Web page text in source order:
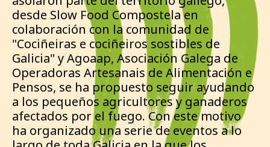
desde Slow Food Compostela en
colaboración con la comunidad de
"Cociñeiras e cociñeiros sostibles de
Galicia" y Agoaap, Asociación Galega de
Operadoras Artesanais de Alimentación e
Pensos, se ha propuesto seguir ayudando
a los pequeños agricultores y ganaderos
afectados por el fuego. Con este motivo
ha organizado una serie de eventos a lo